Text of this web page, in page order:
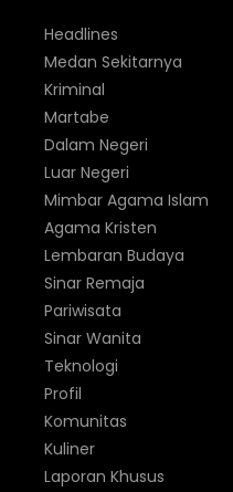
Headlines
Medan Sekitarnya
Kriminal
Martabe
Dalam Negeri
Luar Negeri
Mimbar Agama Islam
Agama Kristen
Lembaran Budaya
Sinar Remaja
Pariwisata
Sinar Wanita
Teknologi
Profil
Komunitas
Kuliner
Laporan Khusus